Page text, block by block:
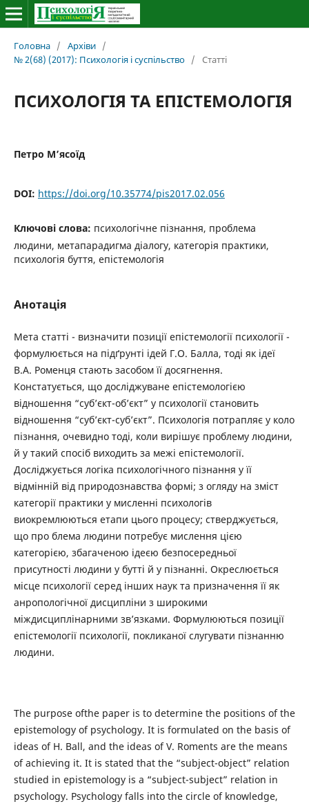
Головна / Архіви /
№ 2(68) (2017): Психологія і суспільство / Статті
ПСИХОЛОГІЯ ТА ЕПІСТЕМОЛОГІЯ
Петро М’ясоїд
DOI: https://doi.org/10.35774/pis2017.02.056
Ключові слова: психологічне пізнання, проблема
людини, метапарадигма діалогу, категорія практики,
психологія буття, епістемологія
Анотація
Мета статті - визначити позиції епістемології психології -
формулюється на підґрунті ідей Г.О. Балла, тоді як ідеї
В.А. Роменця стають засобом її досягнення.
Констатується, що досліджуване епістемологією
відношення “суб’єкт-об’єкт” у психології становить
відношення “суб’єкт-суб’єкт”. Психологія потрапляє у коло
пізнання, очевидно тоді, коли вирішує проблему людини,
й у такий спосіб виходить за межі епістемології.
Досліджується логіка психологічного пізнання у її
відмінній від природознавства формі; з огляду на зміст
категорії практики у мисленні психологів
виокремлюються етапи цього процесу; стверджується,
що про блема людини потребує мислення цією
категорією, збагаченою ідеєю безпосередньої
присутності людини у бутті й у пізнанні. Окреслюється
місце психології серед інших наук та призначення її як
анропологічної дисципліни з широкими
міждисциплінарними зв’язками. Формулюються позиції
епістемології психології, покликаної слугувати пізнанню
людини.
The purpose ofthe paper is to determine the positions of the
epistemology of psychology. It is formulated on the basis of
ideas of H. Ball, and the ideas of V. Roments are the means
of achieving it. It is stated that the “subject-object” relation
studied in epistemology is a “subject-subject” relation in
psychology. Psychology falls into the circle of knowledge,